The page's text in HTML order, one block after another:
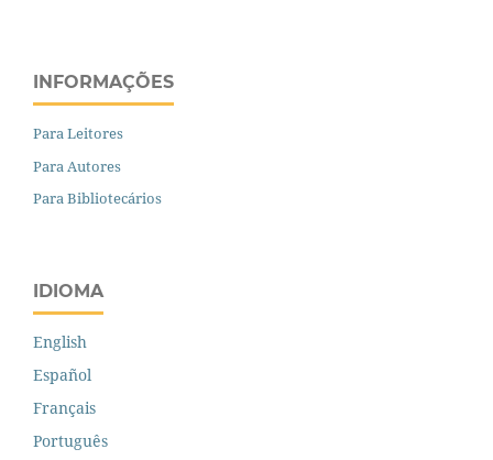
INFORMAÇÕES
Para Leitores
Para Autores
Para Bibliotecários
IDIOMA
English
Español
Français
Português